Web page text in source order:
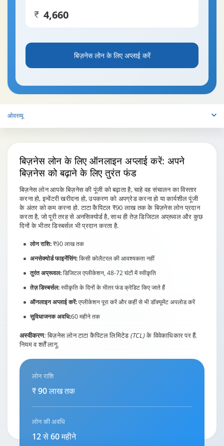
बिज़नेस लोन के लिए अप्लाई करें
ओवरव्यू
बिज़नेस लोन के लिए ऑनलाइन अप्लाई करें: अपने
बिज़नेस को बढ़ाने के लिए तुरंत फंड
बिज़नेस लोन आपके बिज़नेस की पूंजी को बढ़ाता है, चाहे वह संचालन का विस्तार
करना हो, इन्वेंटरी खरीदना हो, उपकरण को अपग्रेड करना हो या कार्यशील पूंजी
के अंतर को कम करना हो. टाटा कैपिटल ₹90 लाख तक के बिज़नेस लोन प्रदान
करता है, जो पूरी तरह से अनसिक्योर्ड है, साथ ही तेज़ डिजिटल अप्रूवल और कुछ
दिनों के भीतर डिस्बर्सल भी प्रदान करता है.
लोन राशि:₹90 लाख तक
अनसेक्योर्ड फाइनेंसिंग:किसी कोलैटरल की आवश्यकता नहीं
तुरंत अप्रूवल:डिजिटल एप्लीकेशन, 48-72 घंटों में स्वीकृति
तेज़ डिस्बर्सल:स्वीकृति के दिनों के भीतर फंड क्रेडिट किए जाते हैं
ऑनलाइन अप्लाई करें:एप्लीकेशन पूरा करें और कहीं से भी डॉक्यूमेंट अपलोड करें
सुविधाजनक अवधि:60 महीने तक
अस्वीकरण: बिज़नेस लोन टाटा कैपिटल लिमिटेड (TCL) के विवेकाधिकार पर हैं.
नियम व शर्तें लागू.
लोन राशि
₹ 90 लाख तक
लोन की अवधि
12 से 60 महीने